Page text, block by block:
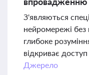
З'являються
нейромережі
глибоке
відкриває
Джерело